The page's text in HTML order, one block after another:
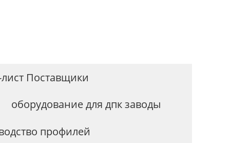
лист Поставщики
оборудование для дпк заводы
профилей